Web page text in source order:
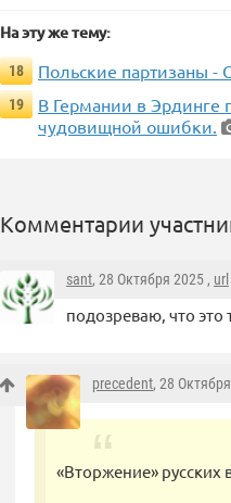
На эту же тему:
18 Польские партизаны
19
В Германии в Эрдинге
чудовищной ошибки.
Комментарии
sant, 28 Октября 2025 , url
подозреваю, что это
precedent, 28
«Вторжение» русских